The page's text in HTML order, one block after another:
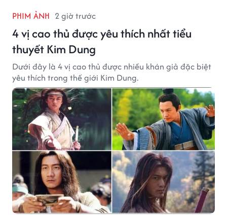
PHIM ẢNH 2 giờ trước
4 vị cao thủ được yêu thích nhất tiểu
thuyết Kim Dung
Dưới đây là 4 vị cao thủ được nhiều khán giả đặc biệt
yêu thích trong thế giới Kim Dung.